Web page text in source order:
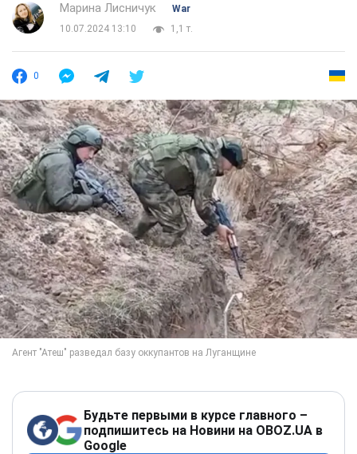
Марина Лисничук
War
10.07.2024 13:10
1,1 т.
0
Будьте первыми в курсе главного –
подпишитесь на Новини на OBOZ.UA в
Google